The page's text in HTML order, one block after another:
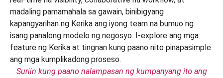
Suriin kung paano nalampasan ng kumpanyang ito ang